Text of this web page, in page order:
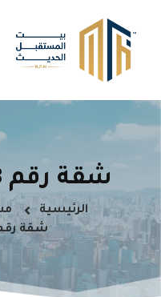
شقة رقم 8 – مشروع 42
الرئيسية
شقة رقم 8 –